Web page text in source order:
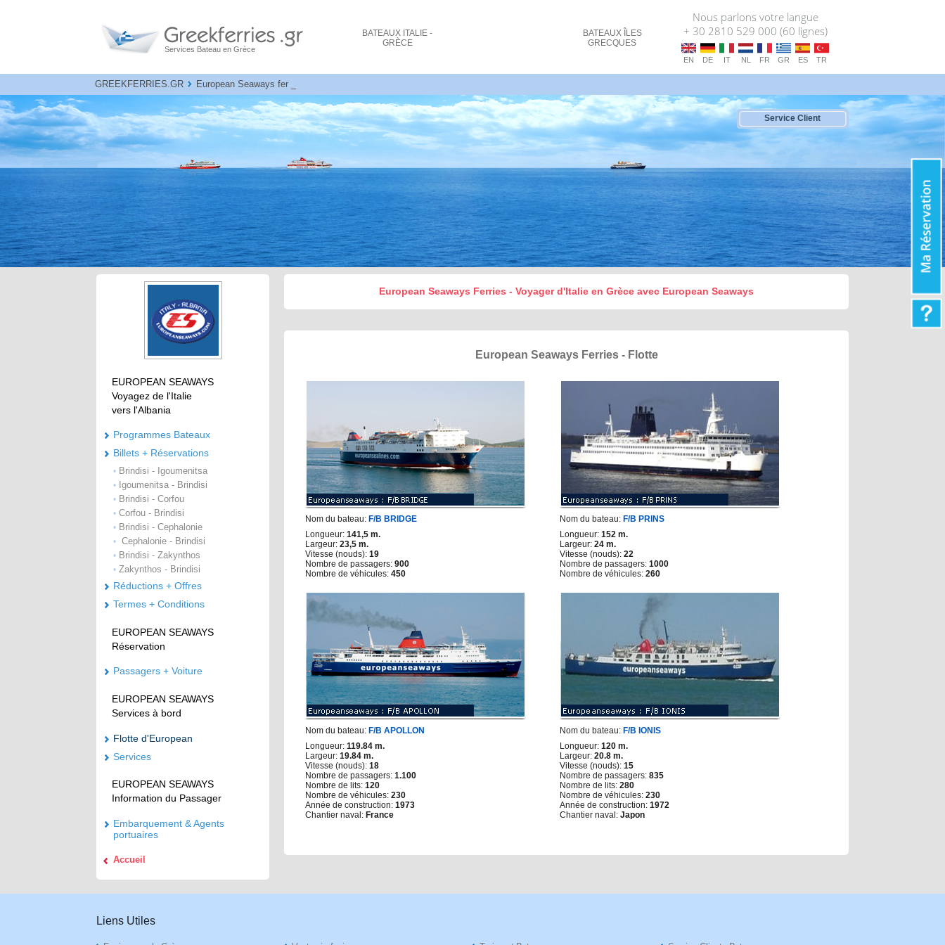
Services Bateau en Grèce
BATEAUX ITALIE -
GRÈCE
BATEAUX ÎLES
GRECQUES
Nous parlons votre langue
+ 30 2810 529 000 (60 lignes)
EN DE IT NL FR GR ES TR
GREEKFERRIES.GR European Seaways ferries - Coût des billets de bateau et réservations Brindis_
Service Client
EUROPEAN SEAWAYS
Voyagez de l'Italie
vers l'Albania
Programmes Bateaux
Billets + Réservations
• Brindisi - Igoumenitsa
• Igoumenitsa - Brindisi
• Brindisi - Corfou
• Corfou - Brindisi
• Brindisi - Cephalonie
• Cephalonie - Brindisi
• Brindisi - Zakynthos
• Zakynthos - Brindisi
Réductions + Offres
Termes + Conditions
EUROPEAN SEAWAYS
Réservation
Passagers + Voiture
EUROPEAN SEAWAYS
Services à bord
Flotte d'European
Services
EUROPEAN SEAWAYS
Information du Passager
Embarquement & Agents
portuaires
Accueil
European Seaways Ferries - Voyager d'Italie en Grèce avec European Seaways
European Seaways Ferries - Flotte
Nom du bateau: F/B BRIDGE
Longueur:141,5 m.
Largeur:23,5 m.
Vitesse (nouds):19
Nombre de passagers:900
Nombre de véhicules:450
Nom du bateau: F/B PRINS
Longueur:152 m.
Largeur:24 m.
Vitesse (nouds):22
Nombre de passagers:1000
Nombre de véhicules:260
Nom du bateau: F/B APOLLON
Longueur:119.84 m.
Largeur:19.84 m.
Vitesse (nouds):18
Nombre de passagers:1.100
Nombre de lits:120
Nombre de véhicules:230
Année de construction:1973
Chantier naval: France
Nom du bateau: F/B IONIS
Longueur:120 m.
Largeur:20.8 m.
Vitesse (nouds):15
Nombre de passagers:835
Nombre de lits:280
Nombre de véhicules:230
Année de construction:1972
Chantier naval:Japon
Liens Utiles